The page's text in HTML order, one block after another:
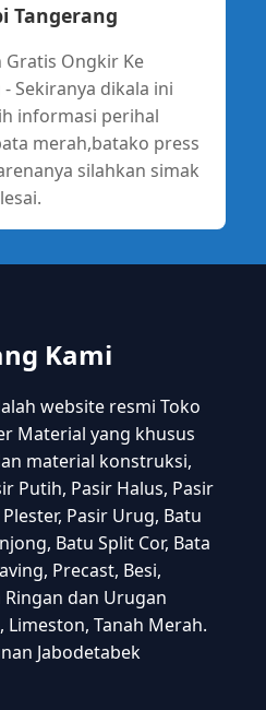
Tangerang
Gratis Ongkir Ke
Sekiranya dikala ini
informasi perihal
merah,batako press
silahkan simak
Kami
website resmi Toko
Material yang khusus
material konstruksi,
Putih, Pasir Halus, Pasir
Pasir Urug, Batu
Batu Split Cor, Bata
Precast, Besi,
Ringan dan Urugan
Tanah Merah.
Jabodetabek